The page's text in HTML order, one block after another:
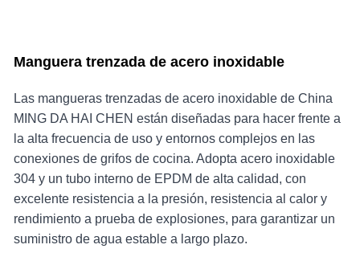
Manguera trenzada de acero inoxidable
Las mangueras trenzadas de acero inoxidable de China
MING DA HAI CHEN están diseñadas para hacer frente a
la alta frecuencia de uso y entornos complejos en las
conexiones de grifos de cocina. Adopta acero inoxidable
304 y un tubo interno de EPDM de alta calidad, con
excelente resistencia a la presión, resistencia al calor y
rendimiento a prueba de explosiones, para garantizar un
suministro de agua estable a largo plazo.